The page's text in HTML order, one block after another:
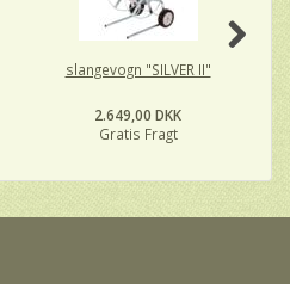
slangevogn "SILVER II"
2.649,00 DKK
Gratis Fragt